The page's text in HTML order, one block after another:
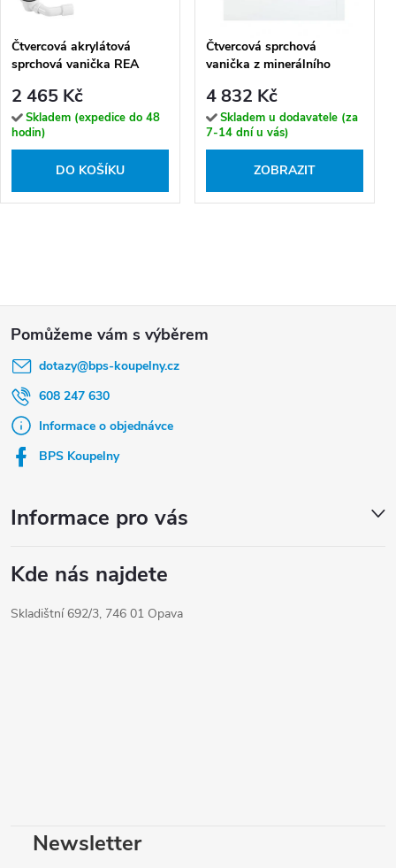
Čtvercová akrylátová
sprchová vanička REA
2 465 Kč
Skladem (expedice do 48
hodin)
DO KOŠÍKU
Čtvercová sprchová
vanička z minerálního
80x80 (90x90)
4 832 Kč
Skladem u dodavatele (za
7-14 dní u vás)
ZOBRAZIT
dotazy@bps-koupelny.cz
608 247 630
Informace o objednávce
BPS Koupelny
Informace pro vás
Kde nás najdete
Skladištní 692/3, 746 01 Opava
Newsletter